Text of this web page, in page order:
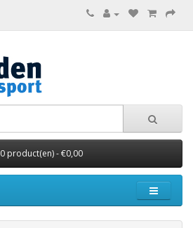
0 product(en) - €0,00